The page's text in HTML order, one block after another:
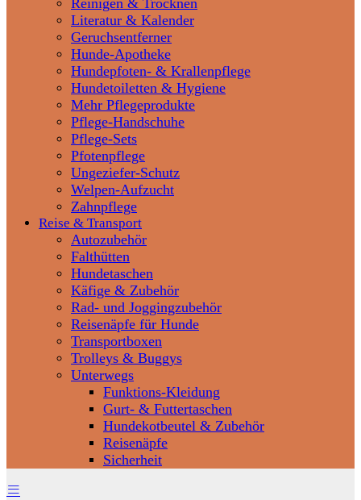
Reinigen & Trocknen
Literatur & Kalender
Geruchsentferner
Hunde-Apotheke
Hundepfoten- & Krallenpflege
Hundetoiletten & Hygiene
Mehr Pflegeprodukte
Pflege-Handschuhe
Pflege-Sets
Pfotenpflege
Ungeziefer-Schutz
Welpen-Aufzucht
Zahnpflege
Reise & Transport
Autozubehör
Falthütten
Hundetaschen
Käfige & Zubehör
Rad- und Joggingzubehör
Reisenäpfe für Hunde
Transportboxen
Trolleys & Buggys
Unterwegs
Funktions-Kleidung
Gurt- & Futtertaschen
Hundekotbeutel & Zubehör
Reisenäpfe
Sicherheit